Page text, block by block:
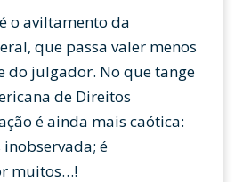
o aviltamento da
que passa valer menos
do julgador. No que tange
de Direitos
é ainda mais caótica:
é
muitos…!